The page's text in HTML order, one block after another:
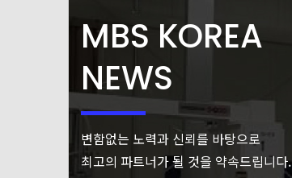
MBS KOREA
NEWS
변함없는 노력과 신뢰를 바탕으로
최고의 파트너가 될 것을 약속드립니다.